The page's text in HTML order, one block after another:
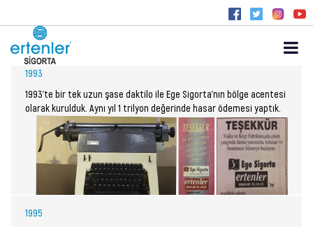
Anasayfa Biz
1993
1993’te bir tek uzun şase daktilo ile Ege Sigorta’nın bölge acentesi
olarak kurulduk. Aynı yıl 1 trilyon değerinde hasar ödemesi yaptık.
1995